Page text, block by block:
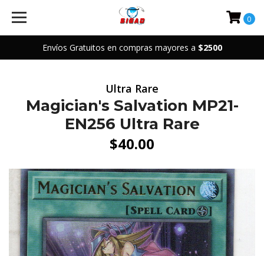
Envíos Gratuitos en compras mayores a $2500
0
Ultra Rare
Magician's Salvation MP21-
EN256 Ultra Rare
$40.00